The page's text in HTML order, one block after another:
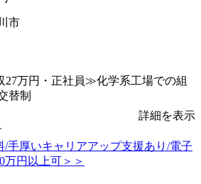
市
万円・正社員≫化学系工場での組
替制
詳細を表示